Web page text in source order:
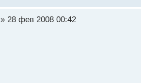
» 28 фев 2008 00:42